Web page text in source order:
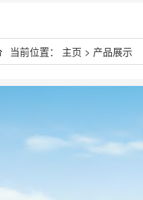
当前位置： 主页 > 产品展示